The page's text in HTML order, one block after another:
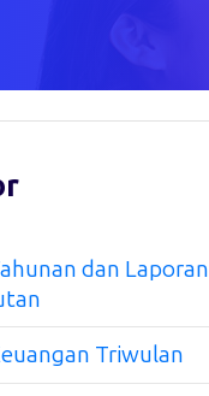
dan Laporan
Triwulan